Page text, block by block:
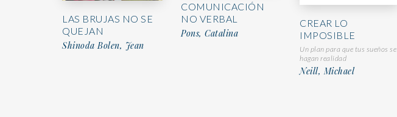
LAS BRUJAS NO SE
QUEJAN
Shinoda Bolen, Jean
COMUNICACIÓN
NO VERBAL
Pons, Catalina
CREAR LO
IMPOSIBLE
Un plan para que tus sueños se
hagan realidad
Neill, Michael